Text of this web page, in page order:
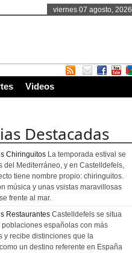
viernes 07 agosto, 2026
Videos
Destacadas
Chiringuitos La temporada estival se
del Mediterráneo, y en Castelldefels,
tiene nombre propio: chiringuitos.
música y unas vsistas maravillosas
frente al mar.
Restaurantes Castelldefels se situa
poblaciones españolas con más
y recibe distinciones que la
un destino referente en España